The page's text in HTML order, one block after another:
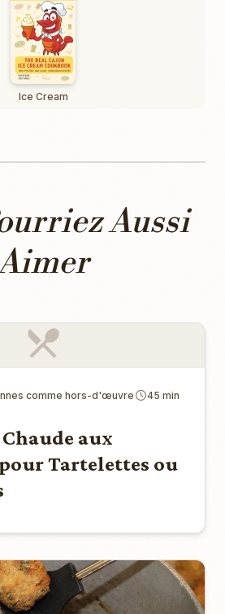
Ice Cream
Aussi
comme hors-d'œuvre
45 min
aux
Tartelettes ou